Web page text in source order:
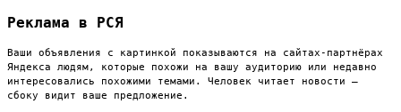
Реклама в РСЯ
Ваши объявления с картинкой показываются на сайтах-партнёрах
Яндекса людям, которые похожи на вашу аудиторию или недавно
интересовались похожими темами. Человек читает новости —
сбоку видит ваше предложение.